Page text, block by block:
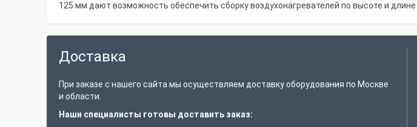
125 мм дают возможность обеспечить сборку воздухонагревателей по высоте и
Доставка
При заказе с нашего сайта мы осуществляем доставку оборудования по Москве
и области.
Наши специалисты готовы доставить заказ: